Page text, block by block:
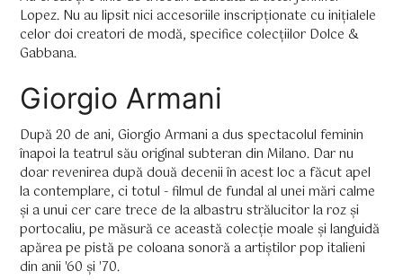
Lopez. Nu au lipsit nici accesoriile inscripționate cu inițialele
celor doi creatori de modă, specifice colecțiilor Dolce &
Gabbana.
Giorgio Armani
După 20 de ani, Giorgio Armani a dus spectacolul feminin
înapoi la teatrul său original subteran din Milano. Dar nu
doar revenirea după două decenii în acest loc a făcut apel
la contemplare, ci totul - filmul de fundal al unei mări calme
și a unui cer care trece de la albastru strălucitor la roz și
portocaliu, pe măsură ce această colecție moale și languidă
apărea pe pistă pe coloana sonoră a artiștilor pop italieni
din anii '60 și '70.